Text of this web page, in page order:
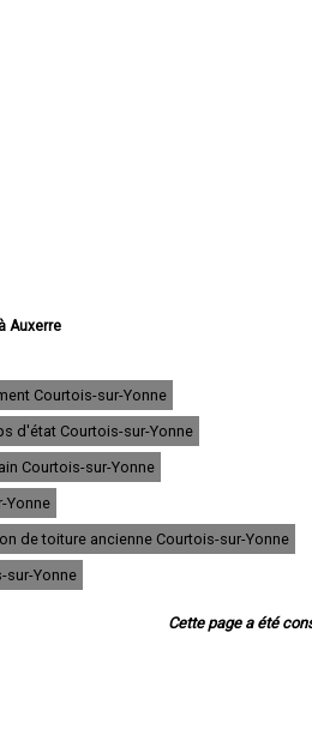
Auxerre
Migennes
Avallon
Tonnerre
sur-Yonne
Florentin
Paron
sur-Baulche
sur-Armançon
sur-Yonne
la-Guyard
du-Sault
Courtois-sur-Yonne
d'état Courtois-sur-Yonne
Courtois-sur-Yonne
Yonne
de toiture ancienne Courtois-sur-Yonne
sur-Yonne
Cette page a été